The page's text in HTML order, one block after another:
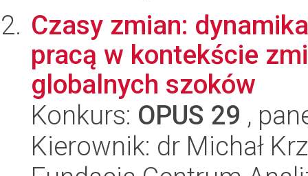
Czasy zmian:
pracą w kontekście
globalnych szoków
Konkurs: OPUS 29 ,
Kierownik: dr Michał